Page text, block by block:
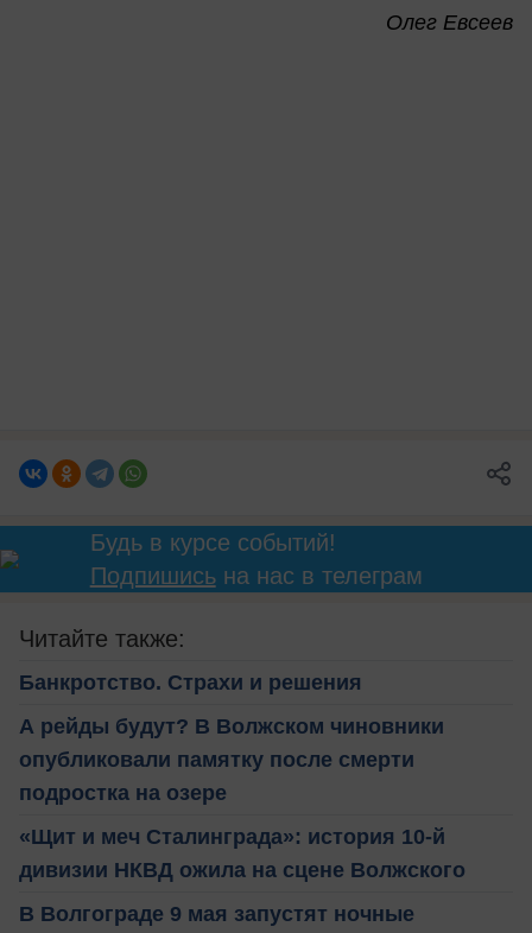
Олег Евсеев
Будь в курсе событий!
Подпишисьна нас в телеграм
Читайте также:
Банкротство. Страхи и решения
А рейды будут? В Волжском чиновники
опубликовали памятку после смерти
подростка на озере
«Щит и меч Сталинграда»: история 10-й
дивизии НКВД ожила на сцене Волжского
В Волгограде 9 мая запустят ночные